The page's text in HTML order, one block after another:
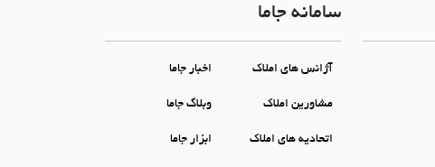
سامانه جاما
آژانس های املاک اخبار جاما
مشاورین املاک وبلاگ جاما
اتحادیه های املاک ابزار جاما